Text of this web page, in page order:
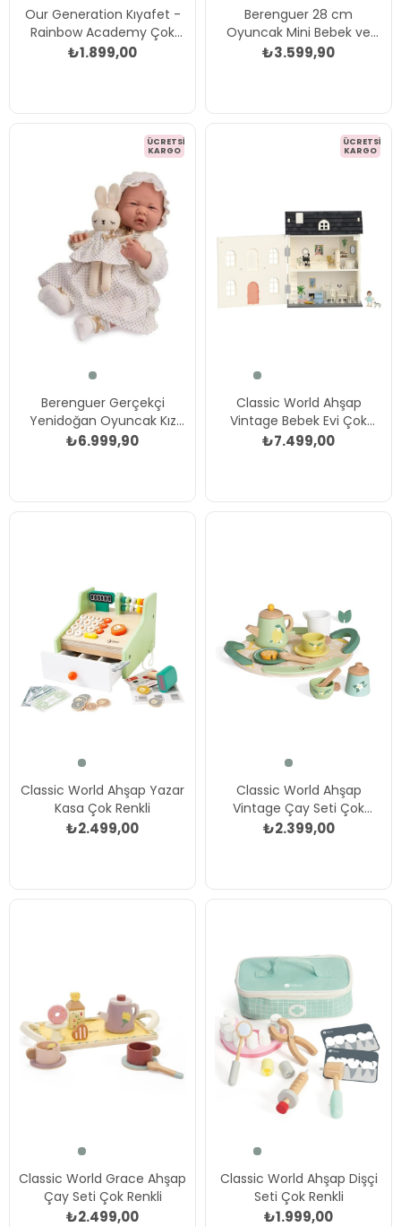
Our Generation Kıyafet -
Rainbow Academy Çok
Renkli
₺1.899,00
Berenguer 28 cm
Oyuncak Mini Bebek ve
Aksesuar Seti Çok Renkli
₺3.599,90
Berenguer Gerçekçi
Yenidoğan Oyuncak Kız
Bebek 39 cm - Beyaz Hırka
₺6.999,90
ÜCRETSIZ
KARGO
Classic World Ahşap
Vintage Bebek Evi Çok
Renkli
₺7.499,00
ÜCRETSIZ
KARGO
Classic World Ahşap Yazar
Kasa Çok Renkli
₺2.499,00
Classic World Ahşap
Vintage Çay Seti Çok
Renkli
₺2.399,00
Classic World Grace Ahşap
Çay Seti Çok Renkli
₺2.499,00
Classic World Ahşap Dişçi
Seti Çok Renkli
₺1.999,00